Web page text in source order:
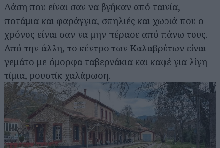
Δάση που είναι σαν να βγήκαν από ταινία,
ποτάμια και φαράγγια, σπηλιές και χωριά που ο
χρόνος είναι σαν να μην πέρασε από πάνω τους.
Από την άλλη, το κέντρο των Καλαβρύτων είναι
γεμάτο με όμορφα ταβερνάκια και καφέ για λίγη
τίμια, ρουστίκ χαλάρωση.